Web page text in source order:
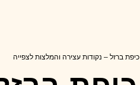
כיפת ברזל – נקודות עצירה והמלצות לצפייה